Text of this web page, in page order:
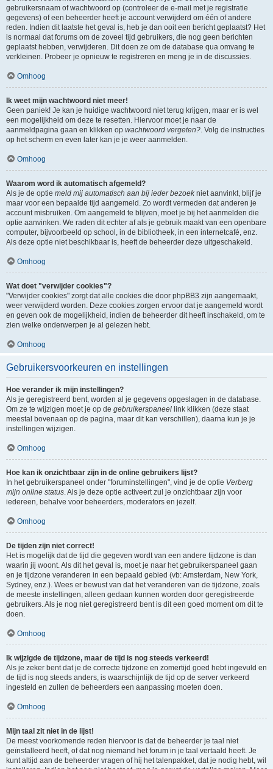
gebruikersnaam of wachtwoord op (controleer de e-mail met je registratie
gegevens) of een beheerder heeft je account verwijderd om één of andere
reden. Indien dit laatste het geval is, heb je dan ooit een bericht geplaatst? Het
is normaal dat forums om de zoveel tijd gebruikers, die nog geen berichten
geplaatst hebben, verwijderen. Dit doen ze om de database qua omvang te
verkleinen. Probeer je opnieuw te registreren en meng je in de discussies.
Omhoog
Ik weet mijn wachtwoord niet meer!
Geen paniek! Je kan je huidige wachtwoord niet terug krijgen, maar er is wel
een mogelijkheid om deze te resetten. Hiervoor moet je naar de
aanmeldpagina gaan en klikken op wachtwoord vergeten? . Volg de instructies
op het scherm en even later kan je je weer aanmelden.
Omhoog
Waarom word ik automatisch afgemeld?
Als je de optie meld mij automatisch aan bij ieder bezoekniet aanvinkt, blijf je
maar voor een bepaalde tijd aangemeld. Zo wordt vermeden dat anderen je
account misbruiken. Om aangemeld te blijven, moet je bij het aanmelden die
optie aanvinken. We raden dit echter af als je gebruik maakt van een openbare
computer, bijvoorbeeld op school, in de bibliotheek, in een internetcafé, enz.
Als deze optie niet beschikbaar is, heeft de beheerder deze uitgeschakeld.
Omhoog
Wat doet "verwijder cookies"?
"Verwijder cookies" zorgt dat alle cookies die door phpBB3 zijn aangemaakt,
weer verwijderd worden. Deze cookies zorgen ervoor dat je aangemeld wordt
en geven ook de mogelijkheid, indien de beheerder dit heeft inschakeld, om te
zien welke onderwerpen je al gelezen hebt.
Omhoog
Gebruikersvoorkeuren en instellingen
Hoe verander ik mijn instellingen?
Als je geregistreerd bent, worden al je gegevens opgeslagen in de database.
Om ze te wijzigen moet je op de gebruikerspaneel link klikken (deze staat
meestal bovenaan op de pagina, maar dit kan verschillen), daarna kun je je
instellingen wijzigen.
Omhoog
Hoe kan ik onzichtbaar zijn in de online gebruikers lijst?
In het gebruikerspaneel onder "foruminstellingen", vind je de optie Verberg
mijn online status . Als je deze optie activeert zul je onzichtbaar zijn voor
iedereen, behalve voor beheerders, moderators en jezelf.
Omhoog
De tijden zijn niet correct!
Het is mogelijk dat de tijd die gegeven wordt van een andere tijdzone is dan
waarin jij woont. Als dit het geval is, moet je naar het gebruikerspaneel gaan
en je tijdzone veranderen in een bepaald gebied (vb: Amsterdam, New York,
Sydney, enz.). Wees er bewust van dat het veranderen van de tijdzone, zoals
de meeste instellingen, alleen gedaan kunnen worden door geregistreerde
gebruikers. Als je nog niet geregistreerd bent is dit een goed moment om dit te
doen.
Omhoog
Ik wijzigde de tijdzone, maar de tijd is nog steeds verkeerd!
Als je zeker bent dat je de correcte tijdzone en zomertijd goed hebt ingevuld en
de tijd is nog steeds anders, is waarschijnlijk de tijd op de server verkeerd
ingesteld en zullen de beheerders een aanpassing moeten doen.
Omhoog
Mijn taal zit niet in de lijst!
De meest voorkomende reden hiervoor is dat de beheerder je taal niet
geïnstalleerd heeft, of dat nog niemand het forum in je taal vertaald heeft. Je
kunt altijd aan de beheerder vragen of hij het talenpakket, dat je nodig hebt, wil